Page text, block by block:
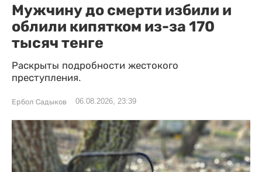
Мужчину до смерти избили и
облили кипятком из-за 170
тысяч тенге
Раскрыты подробности жестокого
преступления.
Ербол Садыков 06.08.2026, 23:39